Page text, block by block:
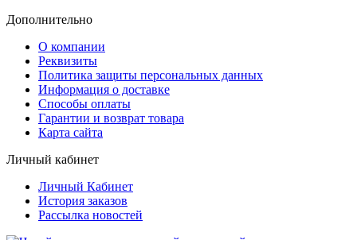
Дополнительно
О компании
Реквизиты
Политика защиты персональных данных
Информация о доставке
Способы оплаты
Гарантии и возврат товара
Карта сайта
Личный кабинет
Личный Кабинет
История заказов
Рассылка новостей